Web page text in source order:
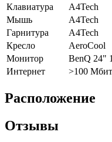
Клавиатура
A4Tech
Мышь
A4Tech
Гарнитура
A4Tech
Кресло
AeroCool
Монитор
BenQ 24"
Интернет
>100 Мбит
Расположение
Отзывы